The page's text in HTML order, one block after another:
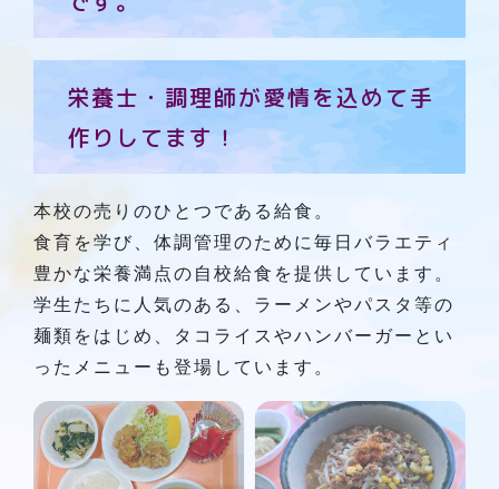
栄養士・調理師が愛情を込めて手
作りしてます！
本校の売りのひとつである給食。
食育を学び、体調管理のために毎日バラエティ
豊かな栄養満点の自校給食を提供しています。
学生たちに人気のある、ラーメンやパスタ等の
麺類をはじめ、タコライスやハンバーガーとい
ったメニューも登場しています。